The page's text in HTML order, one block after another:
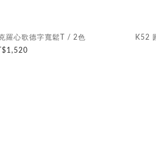
羅心歌德字寬鬆T / 2色
K52